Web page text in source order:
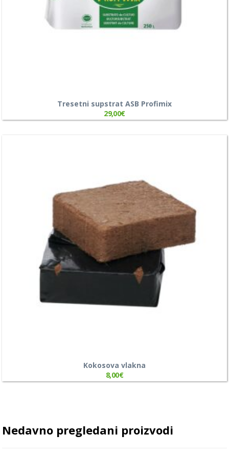
Tresetni supstrat ASB Profimix
29,00€
Kokosova vlakna
8,00€
Nedavno pregledani proizvodi